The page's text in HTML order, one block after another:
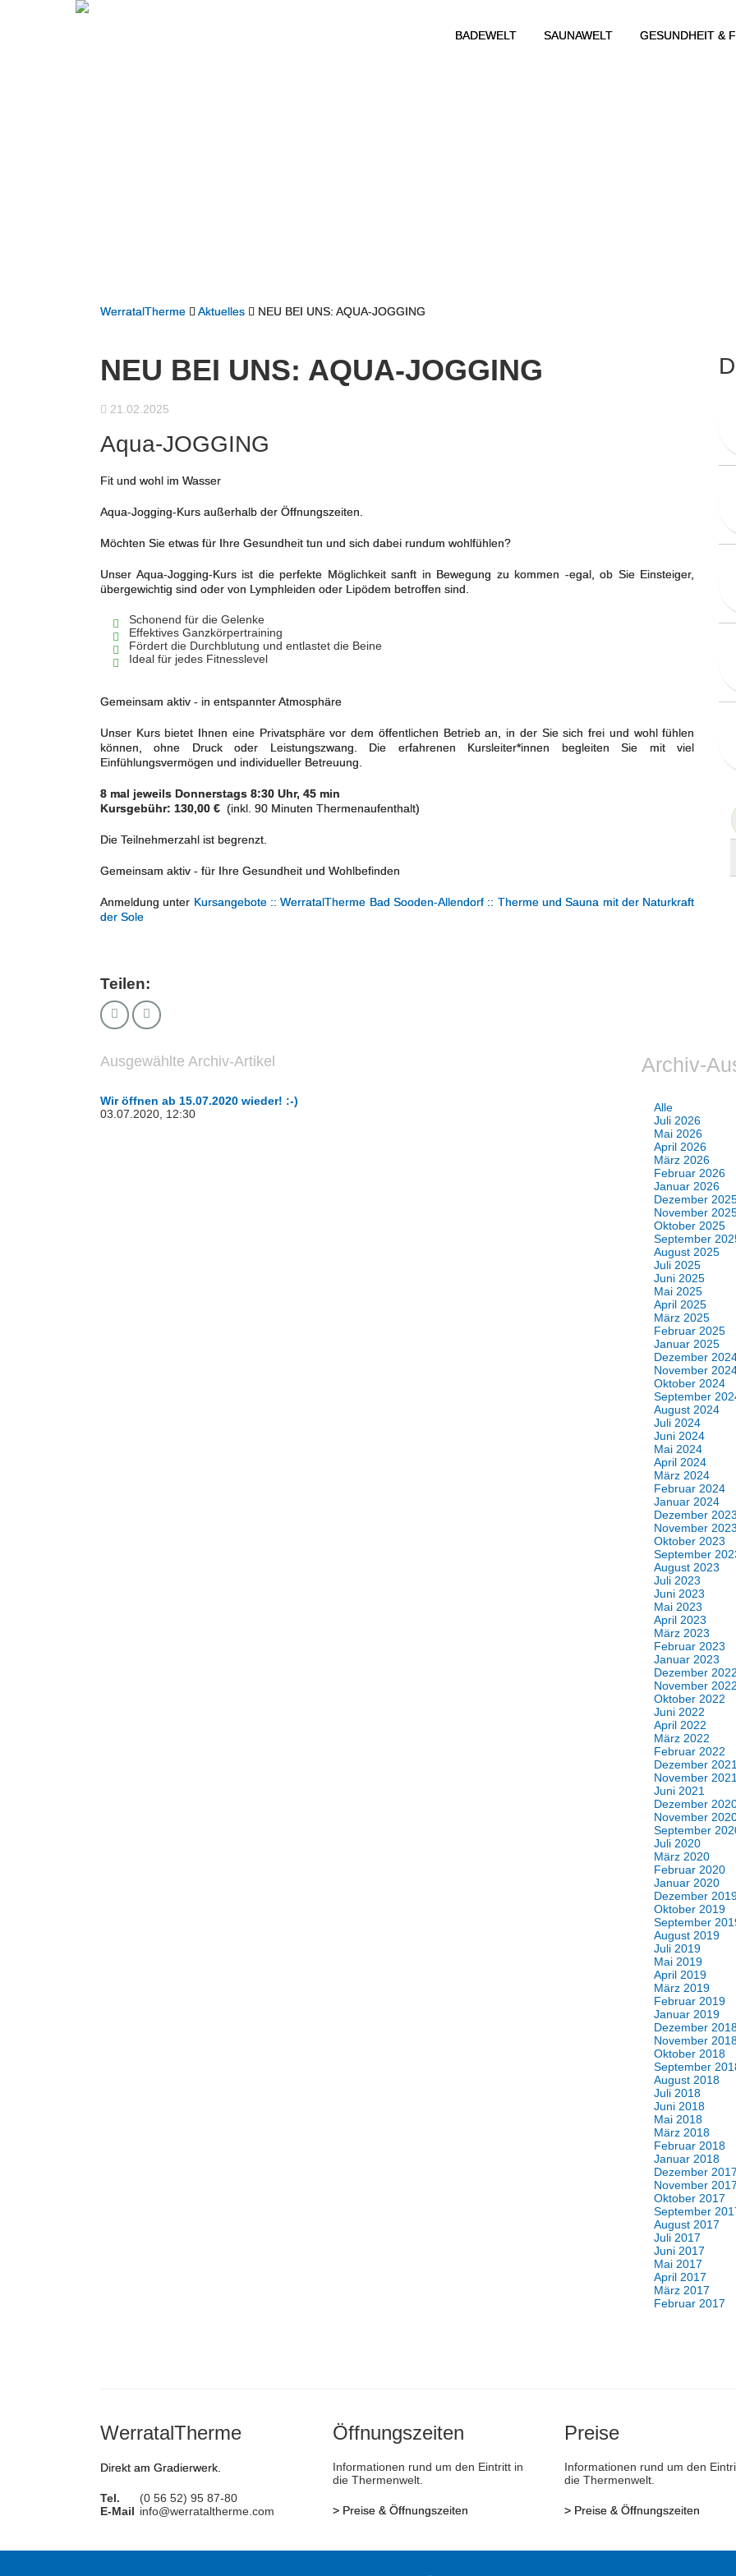
BADEWELT SAUNAWELT GESUNDHEIT &
WerratalTherme Aktuelles NEU BEI UNS: AQUA-JOGGING
NEU BEI UNS: AQUA-JOGGING
21.02.2025
Aqua-JOGGING
Fit und wohl im Wasser
Aqua-Jogging-Kurs außerhalb der Öffnungszeiten.
Möchten Sie etwas für Ihre Gesundheit tun und sich dabei rundum wohlfühlen?
Unser Aqua-Jogging-Kurs ist die perfekte Möglichkeit sanft in Bewegung zu kommen -egal, ob Sie Einsteiger,
übergewichtig sind oder von Lymphleiden oder Lipödem betroffen sind.
Schonend für die Gelenke
Effektives Ganzkörpertraining
Fördert die Durchblutung und entlastet die Beine
Ideal für jedes Fitnesslevel
Gemeinsam aktiv - in entspannter Atmosphäre
Unser Kurs bietet Ihnen eine Privatsphäre vor dem öffentlichen Betrieb an, in der Sie sich frei und wohl fühlen
können, ohne Druck oder Leistungszwang. Die erfahrenen Kursleiter*innen begleiten Sie mit viel
Einfühlungsvermögen und individueller Betreuung.
8 mal jeweils Donnerstags 8:30 Uhr, 45 min
Kursgebühr: 130,00 € (inkl. 90 Minuten Thermenaufenthalt)
Die Teilnehmerzahl ist begrenzt.
Gemeinsam aktiv - für Ihre Gesundheit und Wohlbefinden
Anmeldung unter Kursangebote :: WerratalTherme Bad Sooden-Allendorf :: Therme und Sauna mit der Naturkraft
der Sole
Teilen:
Ausgewählte Archiv-Artikel
Wir öffnen ab 15.07.2020 wieder! :-)
03.07.2020, 12:30
Archiv-
Alle
Juli 2026
Mai 2026
April 2026
März 2026
Februar 2026
Januar 2026
Dezember
November
Oktober 2025
September
August 2025
Juli 2025
Juni 2025
Mai 2025
April 2025
März 2025
Februar 2025
Januar 2025
Dezember
November
Oktober 2024
September
August 2024
Juli 2024
Juni 2024
Mai 2024
April 2024
März 2024
Februar 2024
Januar 2024
Dezember 2023
November 2023
Oktober 2023
September
August 2023
Juli 2023
Juni 2023
Mai 2023
April 2023
März 2023
Februar 2023
Januar 2023
Dezember 2022
November 2022
Oktober 2022
Juni 2022
April 2022
März 2022
Februar 2022
Dezember 2021
November 2021
Juni 2021
Dezember
November
September
Juli 2020
März 2020
Februar 2020
Januar 2020
Dezember
Oktober 2019
September
August 2019
Juli 2019
Mai 2019
April 2019
März 2019
Februar 2019
Januar 2019
Dezember
November
Oktober 2018
September
August 2018
Juli 2018
Juni 2018
Mai 2018
März 2018
Februar 2018
Januar 2018
Dezember 2017
November 2017
Oktober 2017
September
August 2017
Juli 2017
Juni 2017
Mai 2017
April 2017
März 2017
Februar 2017
WerratalTherme
Direkt am Gradierwerk.
Tel.
(0 56 52) 95 87-80
E-Mail info@werrataltherme.com
Öffnungszeiten
Informationen rund um den Eintritt in
die Thermenwelt.
> Preise & Öffnungszeiten
Preise
Informationen rund um den
die Thermenwelt.
> Preise & Öffnungszeiten